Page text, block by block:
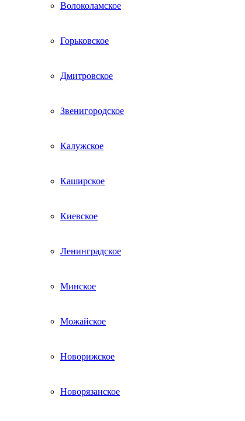
Волоколамское
Горьковское
Дмитровское
Звенигородское
Калужское
Каширское
Киевское
Ленинградское
Минское
Можайское
Новорижское
Новорязанское